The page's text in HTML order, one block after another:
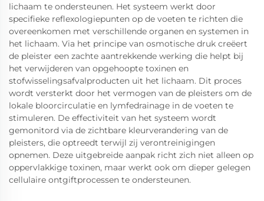
lichaam te ondersteunen. Het systeem werkt door
specifieke reflexologiepunten op de voeten te richten die
overeenkomen met verschillende organen en systemen in
het lichaam. Via het principe van osmotische druk creëert
de pleister een zachte aantrekkende werking die helpt bij
het verwijderen van opgehoopte toxinen en
stofwisselingsafvalproducten uit het lichaam. Dit proces
wordt versterkt door het vermogen van de pleisters om de
lokale bloorcirculatie en lymfedrainage in de voeten te
stimuleren. De effectiviteit van het systeem wordt
gemonitord via de zichtbare kleurverandering van de
pleisters, die optreedt terwijl zij verontreinigingen
opnemen. Deze uitgebreide aanpak richt zich niet alleen op
oppervlakkige toxinen, maar werkt ook om dieper gelegen
cellulaire ontgiftprocessen te ondersteunen.